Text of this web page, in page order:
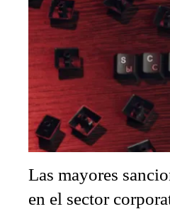
Las mayores
en el sector